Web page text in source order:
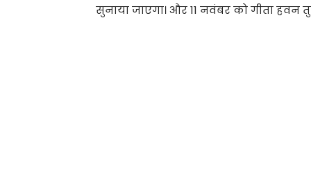
सुनाया जाएगा। और 11 नवंबर को गीता हवन